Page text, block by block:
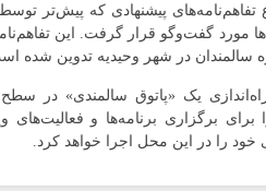
پیشنهادی که پیش‌تر
مورد گفت‌وگو قرار گرفت. این
سالمندان در شهر وحیدیه تدوین شده
یک «پاتوق سالمندی» در
برگزاری برنامه‌ها و فعالیت‌های
را در این محل اجرا خواهد کرد.